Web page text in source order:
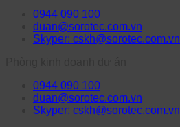
0944 090 100
duan@sorotec.com.vn
Skyper: cskh@sorotec.com.vn
0944 090 100
duan@sorotec.com.vn
Skyper: cskh@sorotec.com.vn